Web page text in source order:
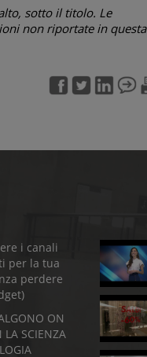
sotto il titolo. Le
non riportate in questa
i canali
per la tua
perdere
ON
LA SCIENZA